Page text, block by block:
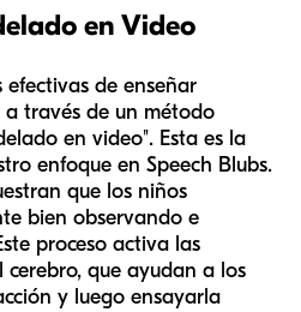
en Video
efectivas de enseñar
a través de un método
en video". Esta es la
enfoque en Speech Blubs.
que los niños
bien observando e
proceso activa las
cerebro, que ayudan a los
y luego ensayarla